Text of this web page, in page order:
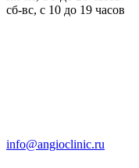
сб-вс, с 10 до 19 часов
info@angioclinic.ru